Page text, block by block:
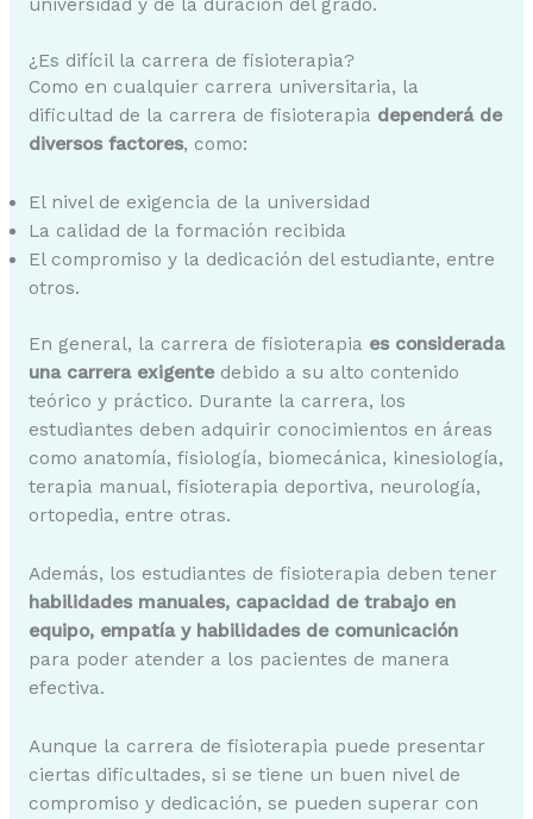
universidad y de la duración del grado.
¿Es difícil la carrera de fisioterapia?
Como en cualquier carrera universitaria, la
dificultad de la carrera de fisioterapia dependerá de
diversos factores, como:
El nivel de exigencia de la universidad
La calidad de la formación recibida
El compromiso y la dedicación del estudiante, entre
otros.
En general, la carrera de fisioterapia es considerada
una carrera exigentedebido a su alto contenido
teórico y práctico. Durante la carrera, los
estudiantes deben adquirir conocimientos en áreas
como anatomía, fisiología, biomecánica, kinesiología,
terapia manual, fisioterapia deportiva, neurología,
ortopedia, entre otras.
Además, los estudiantes de fisioterapia deben tener
habilidades manuales, capacidad de trabajo en
equipo, empatía y habilidades de comunicación
para poder atender a los pacientes de manera
efectiva.
Aunque la carrera de fisioterapia puede presentar
ciertas dificultades, si se tiene un buen nivel de
compromiso y dedicación, se pueden superar con